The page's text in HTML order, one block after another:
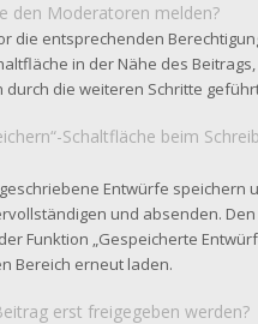
den Moderatoren melden?
die entsprechenden
in der Nähe des
durch die weiteren Schritte
Schaltfläche beim
Entwürfe speichern
und absenden.
Funktion „Gespeicherte
Bereich erneut laden.
erst freigegeben werden?